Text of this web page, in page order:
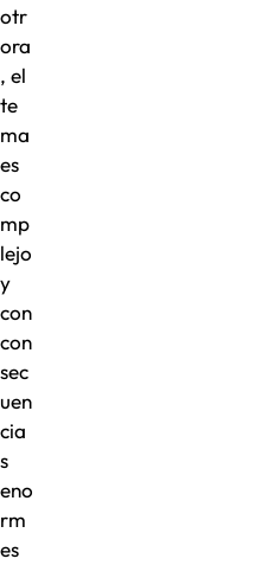
otr
ora
, el
te
ma
es
co
mp
lejo
y
con
con
sec
uen
cia
s
eno
rm
es